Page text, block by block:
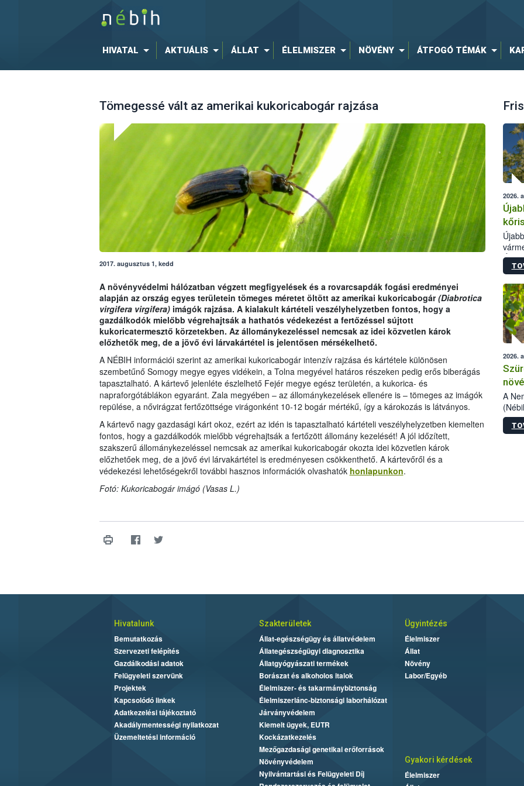
HIVATAL AKTUÁLIS ÁLLAT ÉLELMISZER NÖVÉNY ÁTFOGÓ TÉMÁK
Tömegessé vált az amerikai kukoricabogár rajzása
2017. augusztus 1, kedd
A növényvédelmi hálózatban végzett megfigyelések és a rovarcsapdák fogási eredményei
alapján az ország egyes területein tömeges méretet öltött az amerikai kukoricabogár(Diabrotica
virgifera virgifera)imágók rajzása. A kialakult kártételi veszélyhelyzetben fontos, hogy a
gazdálkodók mielőbb végrehajtsák a hathatós védekezést a fertőzéssel sújtott
kukoricatermesztő körzetekben. Az állománykezeléssel nemcsak az idei közvetlen károk
előzhetők meg, de a jövő évi lárvakártétel is jelentősen mérsékelhető.
A NÉBIH információi szerint az amerikai kukoricabogár intenzív rajzása és kártétele különösen
szembetűnő Somogy megye egyes vidékein, a Tolna megyével határos részeken pedig erős biberágás
tapasztalható. A kártevő jelenléte észlelhető Fejér megye egész területén, a kukorica- és
napraforgótáblákon egyaránt. Zala megyében – az állománykezelések ellenére is – tömeges az imágók
repülése, a nővirágzat fertőzöttsége virágonként 10-12 bogár mértékű, így a károkozás is látványos.
A kártevő nagy gazdasági kárt okoz, ezért az idén is tapasztalható kártételi veszélyhelyzetben kiemelten
fontos, hogy a gazdálkodók mielőbb végrehajtsák a fertőzött állomány kezelését! A jól időzített,
szakszerű állománykezeléssel nemcsak az amerikai kukoricabogár okozta idei közvetlen károk
előzhetőek meg, de a jövő évi lárvakártétel is eredményesen csökkenthető. A kártevőről és a
védekezési lehetőségekről további hasznos információk olvashatók honlapunkon.
Fotó: Kukoricabogár imágó (Vasas L.)
2026.
2026.
A
Hivatalunk
Bemutatkozás
Szervezeti felépítés
Gazdálkodási adatok
Felügyeleti szervünk
Projektek
Kapcsolódó linkek
Adatkezelési tájékoztató
Akadálymentességi nyilatkozat
Üzemeltetési információ
Szakterületek
Állat-egészségügy és állatvédelem
Állategészségügyi diagnosztika
Állatgyógyászati termékek
Borászat és alkoholos italok
Élelmiszer- és takarmánybiztonság
Élelmiszerlánc-biztonsági laborhálózat
Járványvédelem
Kiemelt ügyek, EUTR
Kockázatkezelés
Mezőgazdasági genetikai erőforrások
Növényvédelem
Nyilvántartási és Felügyeleti Díj
Ügyintézés
Élelmiszer
Állat
Növény
Labor/Egyéb
Gyakori kérdések
Élelmiszer